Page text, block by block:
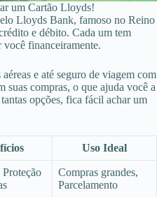
um Cartão Lloyds!
Lloyds Bank, famoso no Reino
e débito. Cada um tem
financeiramente.
e até seguro de viagem com
suas compras, o que ajuda você a
opções, fica fácil achar um
Uso Ideal
Compras grandes,
Parcelamento